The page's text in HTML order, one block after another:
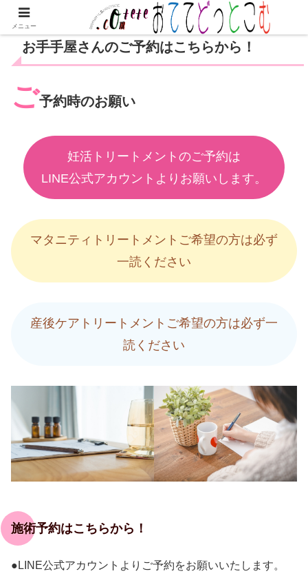
お手手屋さんのご予約はこちらから！
ご予約時のお願い
妊活トリートメントのご予約は
LINE公式アカウントよりお願いします。
マタニティトリートメントご希望の方は必ず
一読ください
産後ケアトリートメントご希望の方は必ず一
読ください
施術予約はこちらから！
●LINE公式アカウントよりご予約をお願いいたします。
メニュー